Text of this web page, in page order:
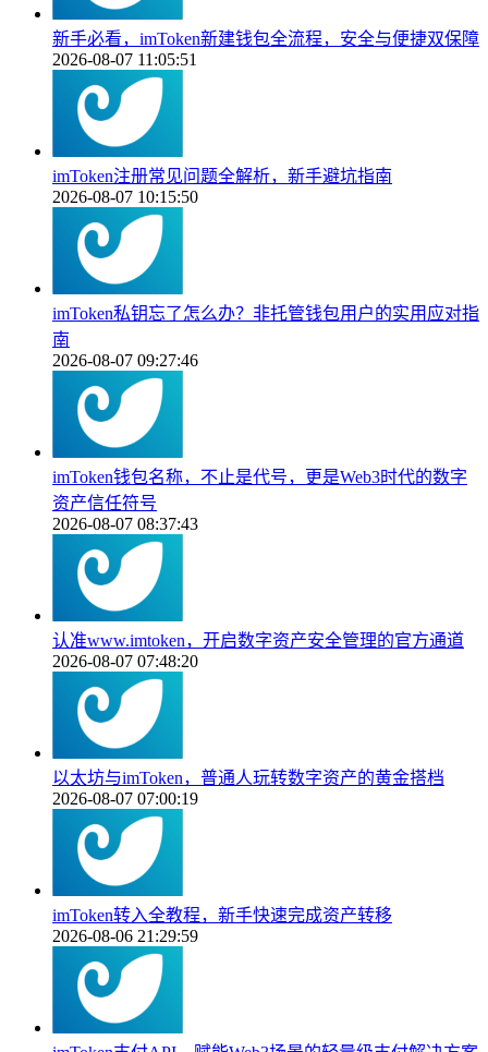
新手必看，imToken新建钱包全流程，安全与便捷双保障
2026-08-07 11:05:51
imToken注册常见问题全解析，新手避坑指南
2026-08-07 10:15:50
imToken私钥忘了怎么办？非托管钱包用户的实用应对指
南
2026-08-07 09:27:46
imToken钱包名称，不止是代号，更是Web3时代的数字
资产信任符号
2026-08-07 08:37:43
认准www.imtoken，开启数字资产安全管理的官方通道
2026-08-07 07:48:20
以太坊与imToken，普通人玩转数字资产的黄金搭档
2026-08-07 07:00:19
imToken转入全教程，新手快速完成资产转移
2026-08-06 21:29:59